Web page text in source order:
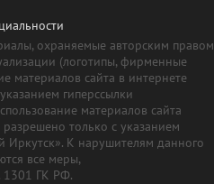
охраняемые авторским
(логотипы, фирменные
материалов сайта в интернете
гиперссылки
материалов сайта
только с указанием
Иркутск». К нарушителям данного
все меры,
1301 ГК РФ.